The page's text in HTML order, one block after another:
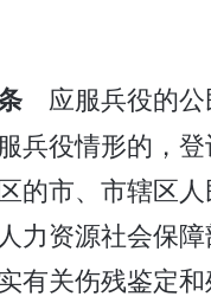
应服兵役的
兵役情形的，
的市、市辖区
力资源社会保
有关伤残鉴定